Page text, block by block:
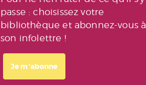
passe : choisissez votre
bibliothèque et abonnez-vous à
son infolettre !
Je m'abonne